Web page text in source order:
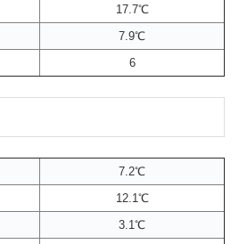
17.7℃
7.9℃
6
7.2℃
12.1℃
3.1℃